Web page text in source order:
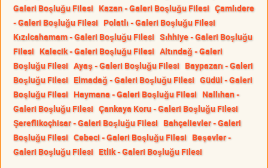
Galeri Boşluğu Filesi Kazan - Galeri Boşluğu Filesi Çamlıdere
- Galeri Boşluğu Filesi Polatlı - Galeri Boşluğu Filesi
Kızılcahamam - Galeri Boşluğu Filesi Sıhhiye - Galeri Boşluğu
Filesi Kalecik - Galeri Boşluğu Filesi Altındağ - Galeri
Boşluğu Filesi Ayaş - Galeri Boşluğu Filesi Baypazarı - Galeri
Boşluğu Filesi Elmadağ - Galeri Boşluğu Filesi Güdül - Galeri
Boşluğu Filesi Haymana - Galeri Boşluğu Filesi Nallıhan -
Galeri Boşluğu Filesi Çankaya Koru - Galeri Boşluğu Filesi
Şereflikoçhisar - Galeri Boşluğu Filesi Bahçelievler - Galeri
Boşluğu Filesi Cebeci - Galeri Boşluğu Filesi Beşevler -
Galeri Boşluğu Filesi Etlik - Galeri Boşluğu Filesi